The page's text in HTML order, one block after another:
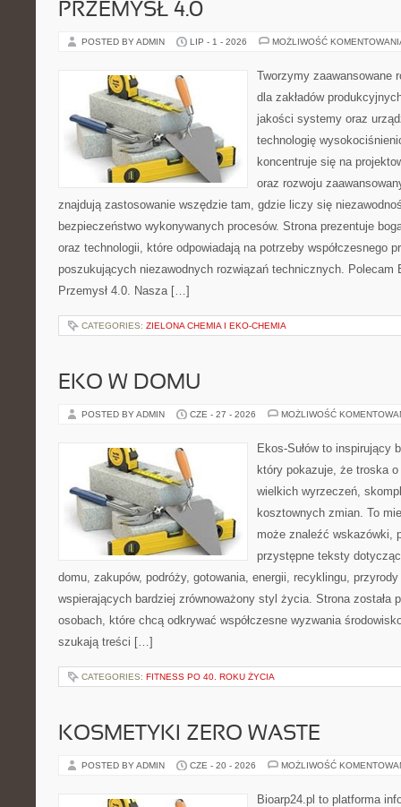
PRZEMYSŁ 4.0
POSTED BY ADMIN LIP - 1 - 2026 MOŻLIWOŚĆ
Tworzymy zaawansowane
dla zakładów
jakości systemy oraz
technologię
koncentruje się na
oraz rozwoju
znajdują zastosowanie wszędzie tam, gdzie liczy się
bezpieczeństwo wykonywanych procesów. Strona prezentuje
oraz technologii, które odpowiadają na potrzeby współczesnego
poszukujących niezawodnych rozwiązań technicznych. Polecam
Przemysł 4.0. Nasza […]
CATEGORIES: ZIELONA CHEMIA I EKO-CHEMIA
EKO W DOMU
POSTED BY ADMIN CZE - 27 - 2026 MOŻLIWOŚĆ
Ekos-Sułów to inspirujący
który pokazuje, że troska
wielkich wyrzeczeń,
kosztownych zmian. To
może znaleźć wskazówki,
przystępne teksty
domu, zakupów, podróży, gotowania, energii, recyklingu,
wspierających bardziej zrównoważony styl życia. Strona została
osobach, które chcą odkrywać współczesne wyzwania
szukają treści […]
CATEGORIES: FITNESS PO 40. ROKU ŻYCIA
KOSMETYKI ZERO WASTE
POSTED BY ADMIN CZE - 20 - 2026 MOŻLIWOŚĆ
Bioarp24.pl to platforma